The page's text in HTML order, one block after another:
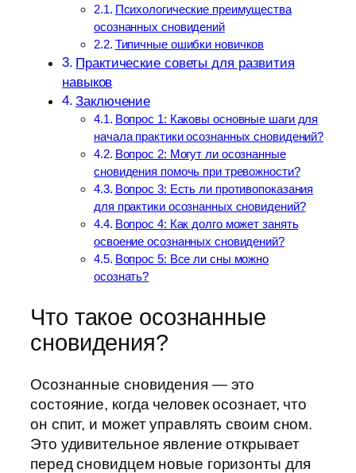
Психологические преимущества
осознанных сновидений
Типичные ошибки новичков
Практические советы для развития
навыков
Заключение
Вопрос 1: Каковы основные шаги для
начала практики осознанных сновидений?
Вопрос 2: Могут ли осознанные
сновидения помочь при тревожности?
Вопрос 3: Есть ли противопоказания
для практики осознанных сновидений?
Вопрос 4: Как долго может занять
освоение осознанных сновидений?
Вопрос 5: Все ли сны можно
осознать?
Что такое осознанные
сновидения?
Осознанные сновидения — это
состояние, когда человек осознает, что
он спит, и может управлять своим сном.
Это удивительное явление открывает
перед сновидцем новые горизонты для